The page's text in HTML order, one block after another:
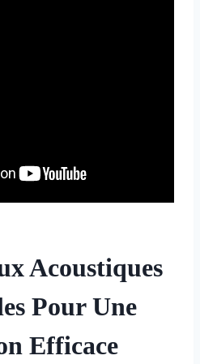
Acoustiques
Pour Une
Efficace